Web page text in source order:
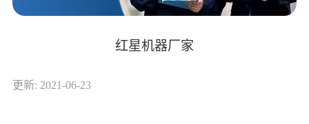
红星机器厂家
更新: 2021-06-23